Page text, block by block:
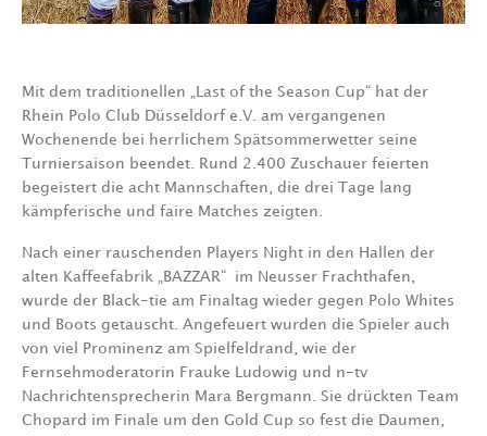
Mit dem traditionellen „Last of the Season Cup“ hat der
Rhein Polo Club Düsseldorf e.V. am vergangenen
Wochenende bei herrlichem Spätsommerwetter seine
Turniersaison beendet. Rund 2.400 Zuschauer feierten
begeistert die acht Mannschaften, die drei Tage lang
kämpferische und faire Matches zeigten.
Nach einer rauschenden Players Night in den Hallen der
alten Kaffeefabrik „BAZZAR“ im Neusser Frachthafen,
wurde der Black-tie am Finaltag wieder gegen Polo Whites
und Boots getauscht. Angefeuert wurden die Spieler auch
von viel Prominenz am Spielfeldrand, wie der
Fernsehmoderatorin Frauke Ludowig und n-tv
Nachrichtensprecherin Mara Bergmann. Sie drückten Team
Chopard im Finale um den Gold Cup so fest die Daumen,